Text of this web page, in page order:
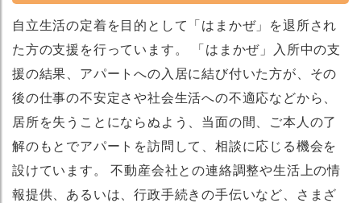
自立生活の定着を目的として「はまかぜ」を退所され
た方の支援を行っています。 「はまかぜ」入所中の支
援の結果、アパートへの入居に結び付いた方が、その
後の仕事の不安定さや社会生活への不適応などから、
居所を失うことにならぬよう、当面の間、ご本人の了
解のもとでアパートを訪問して、相談に応じる機会を
設けています。 不動産会社との連絡調整や生活上の情
報提供、あるいは、行政手続きの手伝いなど、さまざ